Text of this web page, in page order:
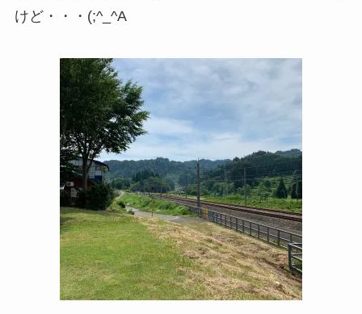
けど・・・(;^_^A